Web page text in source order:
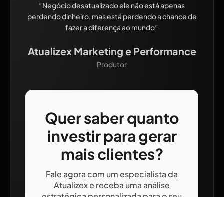
”Negócio desatualizado ele não está apenas
perdendo dinheiro, mas está perdendo a chance de
fazer a diferença ao mundo”
Atualizex Marketing e Performance
Produtor
Quer saber quanto
investir para gerar
mais clientes?
Fale agora com um especialista da
Atualizex e receba uma análise